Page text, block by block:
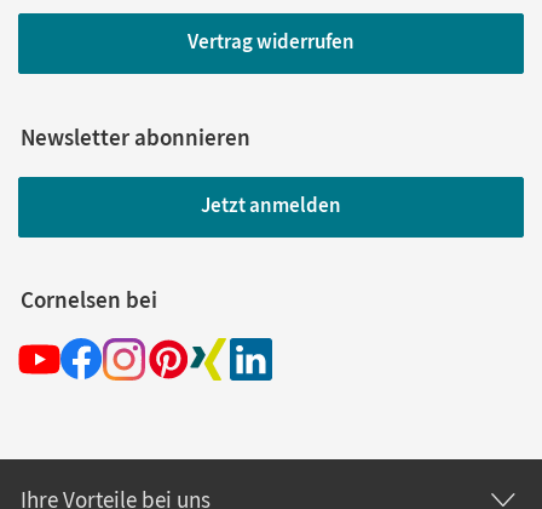
Vertrag widerrufen
Newsletter abonnieren
Jetzt anmelden
Cornelsen bei
Ihre Vorteile bei uns